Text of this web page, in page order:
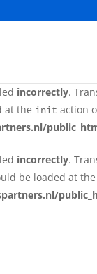
incorrectly.
be loaded at the
incorrectly.
at the init action
incorrectly.
be loaded at the